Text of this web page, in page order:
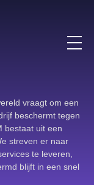
vraagt om een
beschermt tegen
bestaat uit een
streven er naar
te leveren,
blijft in een snel